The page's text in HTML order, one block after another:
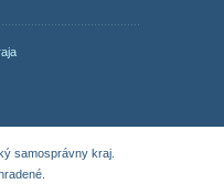
samosprávny kraj.